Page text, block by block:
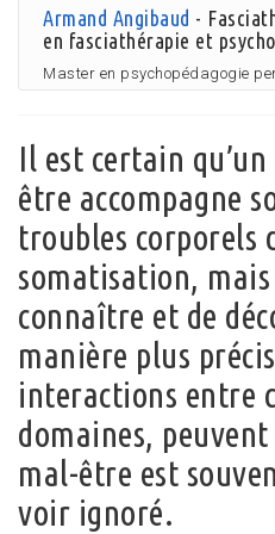
Armand Angibaud -
en fasciathérapie et
Master en psychopédagogie
Il est certain
être accompagne
troubles corporels
somatisation, mais
connaître et de
manière plus
interactions entre
domaines,
mal-être est
voir ignoré.